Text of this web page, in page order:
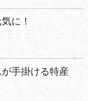
に！
手掛ける特産